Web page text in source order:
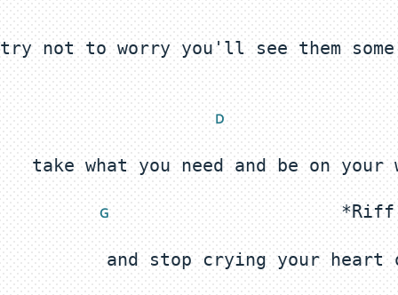
try not to worry you'll see them some
D
G